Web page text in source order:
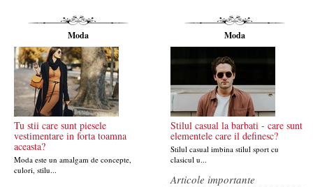
Moda
Tu stii care sunt piesele
vestimentare in forta toamna
aceasta?
Moda este un amalgam de concepte,
culori, stilu...
Moda
Stilul casual la barbati - care sunt
elementele care il definesc?
Stilul casual imbina stilul sport cu
clasicul u...
Articole importante